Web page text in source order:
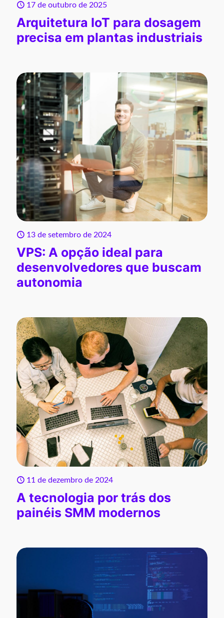
17 de outubro de 2025
Arquitetura IoT para dosagem
precisa em plantas industriais
13 de setembro de 2024
VPS: A opção ideal para
desenvolvedores que buscam
autonomia
11 de dezembro de 2024
A tecnologia por trás dos
painéis SMM modernos